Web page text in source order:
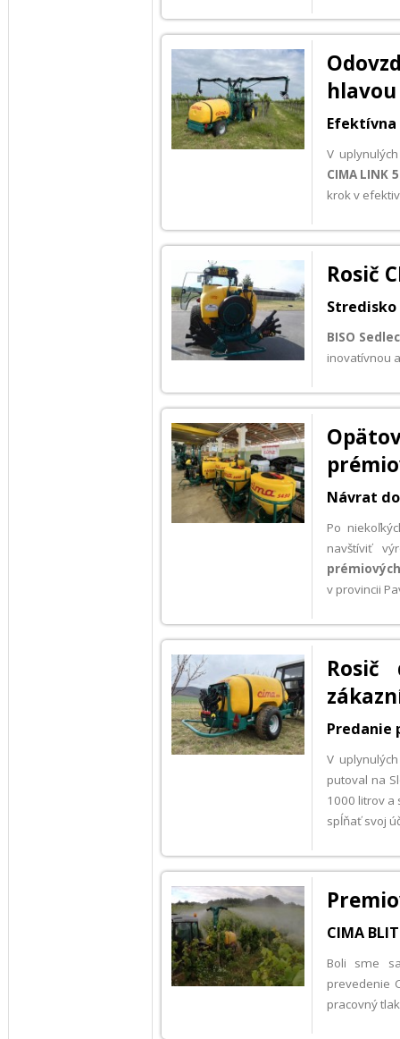
Efektívna
V
CIMA LINK
krok v
Rosič
Stredisko
BISO Sedlec
inovatívnou
Návrat
Po
navštíviť
v provincii
Predanie
V
putoval na
1000 litrov a
spĺňať svoj
CIMA
Boli sme
prevedenie
pracovný